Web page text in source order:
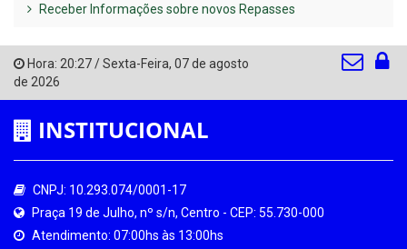
Receber Informações sobre novos Repasses
Hora: 20:27/Sexta-Feira, 07 de agosto
de 2026
INSTITUCIONAL
CNPJ: 10.293.074/0001-17
Praça 19 de Julho, nº s/n, Centro - CEP: 55.730-000
Atendimento: 07:00hs às 13:00hs